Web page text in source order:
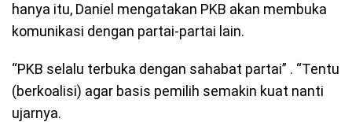
hanya itu, Daniel mengatakan PKB akan membuka
komunikasi dengan partai-partai lain.
“PKB selalu terbuka dengan sahabat partai” . “Tentu
(berkoalisi) agar basis pemilih semakin kuat nanti
ujarnya.